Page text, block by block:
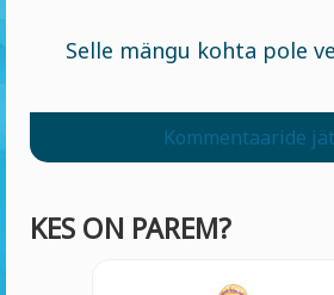
Selle mängu kohta pole
Kommentaaride
KES ON PAREM?